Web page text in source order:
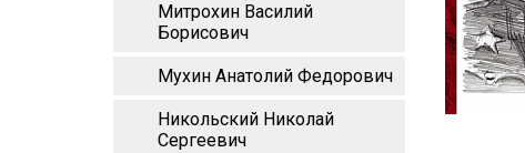
Митрохин Василий
Борисович
Мухин Анатолий Федорович
Никольский Николай
Сергеевич